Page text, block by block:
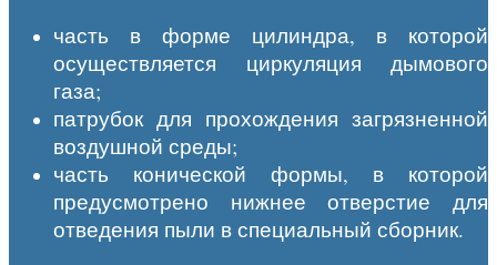
часть в форме цилиндра, в которой
осуществляется циркуляция дымового
газа;
патрубок для прохождения загрязненной
воздушной среды;
часть конической формы, в которой
предусмотрено нижнее отверстие для
отведения пыли в специальный сборник.